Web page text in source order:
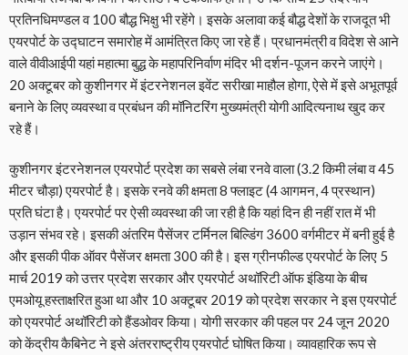
प्रतिनधिमण्डल व 100 बौद्ध भिक्षु भी रहेंगे। इसके अलावा कई बौद्ध देशों के राजदूत भी
एयरपोर्ट के उद्घाटन समारोह में आमंत्रित किए जा रहे हैं। प्रधानमंत्री व विदेश से आने
वाले वीवीआईपी यहां महात्मा बुद्ध के महापरिनिर्वाण मंदिर भी दर्शन-पूजन करने जाएंगे।
20 अक्टूबर को कुशीनगर में इंटरनेशनल इवेंट सरीखा माहौल होगा, ऐसे में इसे अभूतपूर्व
बनाने के लिए व्यवस्था व प्रबंधन की मॉनिटरिंग मुख्यमंत्री योगी आदित्यनाथ खुद कर
रहे हैं।
कुशीनगर इंटरनेशनल एयरपोर्ट प्रदेश का सबसे लंबा रनवे वाला (3.2 किमी लंबा व 45
मीटर चौड़ा) एयरपोर्ट है। इसके रनवे की क्षमता 8 फ्लाइट (4 आगमन, 4 प्रस्थान)
प्रति घंटा है। एयरपोर्ट पर ऐसी व्यवस्था की जा रही है कि यहां दिन ही नहीं रात में भी
उड़ान संभव रहे। इसकी अंतरिम पैसेंजर टर्मिनल बिल्डिंग 3600 वर्गमीटर में बनी हुई है
और इसकी पीक ऑवर पैसेंजर क्षमता 300 की है। इस ग्रीनफील्ड एयरपोर्ट के लिए 5
मार्च 2019 को उत्तर प्रदेश सरकार और एयरपोर्ट अथॉरिटी ऑफ इंडिया के बीच
एमओयू हस्ताक्षरित हुआ था और 10 अक्टूबर 2019 को प्रदेश सरकार ने इस एयरपोर्ट
को एयरपोर्ट अथॉरिटी को हैंडओवर किया। योगी सरकार की पहल पर 24 जून 2020
को केंद्रीय कैबिनेट ने इसे अंतरराष्ट्रीय एयरपोर्ट घोषित किया। व्यावहारिक रूप से